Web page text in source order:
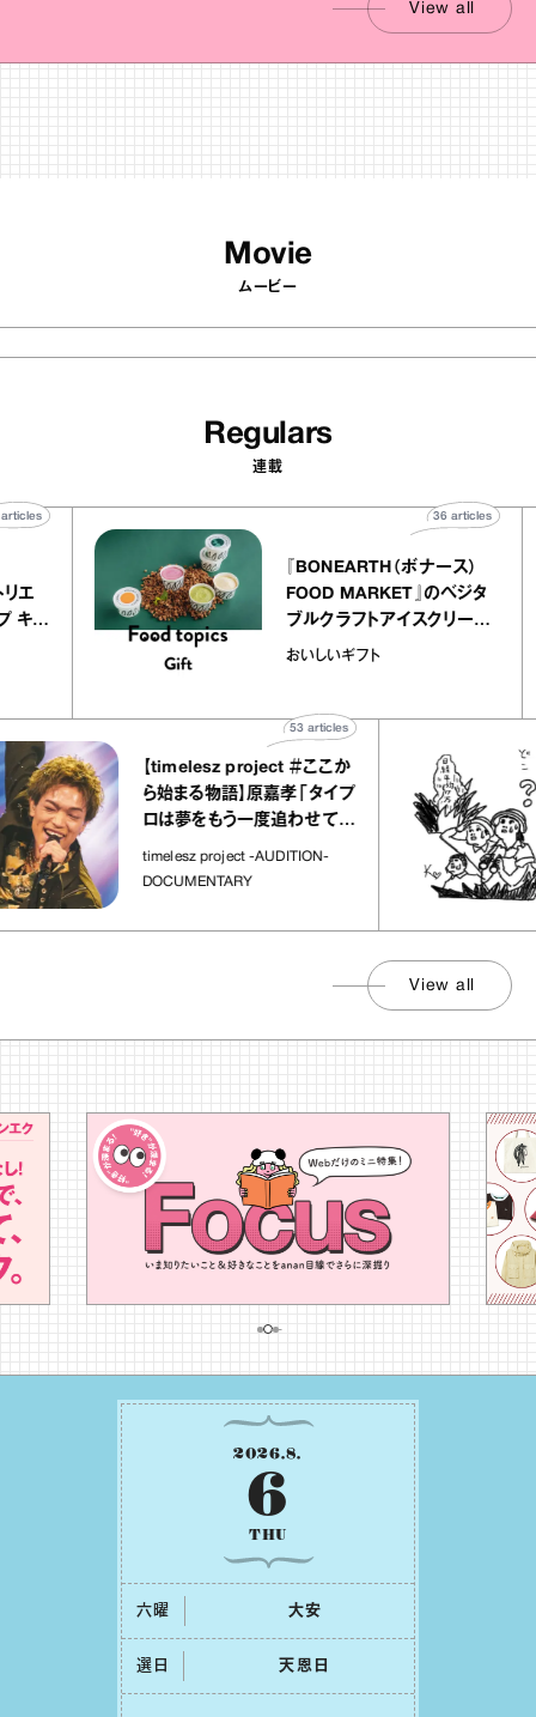
View all
Movie
ムービー
Regulars
連載
ー アトリエ
クレープ キャ
40
『BONEARTH（ボナース）
FOOD MARKET』のベジ
ブルクラフトアイスクリー
｜真野知子の「おいしい
おいしいギフト
36
【timelesz project ＃ここか
ら始まる物語】原嘉孝「タイプ
ロは夢をもう一度追わせてく
れた場所」
timelesz project -AUDITION-
DOCUMENTARY
articles
View all
2026.8.
6
THU
六曜 ⼤安
選日 天恩⽇